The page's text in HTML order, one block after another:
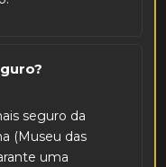
seguro da
(Museu das
uma